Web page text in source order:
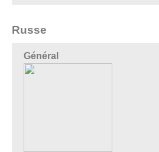
Russe
Général